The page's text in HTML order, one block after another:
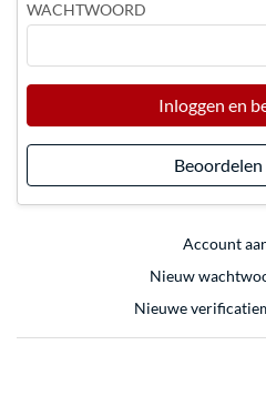
WACHTWOORD
Inloggen en
Beoordelen
Account
Nieuw
Nieuwe